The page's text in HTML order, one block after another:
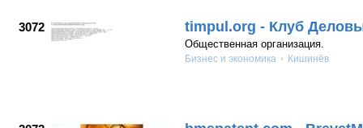
3072 timpul.org - Клуб
Общественная организация.
Бизнес и экономика Кишинёв